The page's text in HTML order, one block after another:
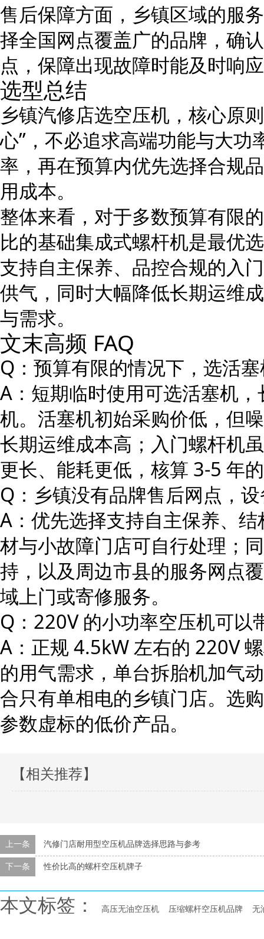
售后保障方面，乡镇区域的服
择全国网点覆盖广的品牌，确
点，保障出现故障时能及时响
选型总结
乡镇汽修店选空压机，核心原
心”，不必追求高端功能与大
率，再在预算内优先选择合规
用成本。
整体来看，对于多数预算有限
比的基础集成式螺杆机是最优
支持自主保养、品控合规的入
供气，同时大幅降低长期运维
与需求。
文末高频 FAQ
Q：预算有限的情况下，选活
A：短期临时使用可选活塞机
机。活塞机初始采购价低，但
长期运维成本高；入门螺杆机
更长、能耗更低，核算 3-5 年
Q：乡镇没有品牌售后网点，
A：优先选择支持自主保养、
材与小故障门店可自行处理；
持，以及周边市县的服务网点
域上门或寄修服务。
Q：220V 的小功率空压机可以
A：正规 4.5kW 左右的 220V
的用气需求，单台拆胎机加气
合只有单相电的乡镇门店。选
参数虚标的低价产品。
【相关推荐】
上一条 汽修门店耐用型空压机品牌选择思路与参考
下一条 性价比高的螺杆空压机牌子
本文标签： 高压无油空压机 压缩螺杆空压机品牌 无